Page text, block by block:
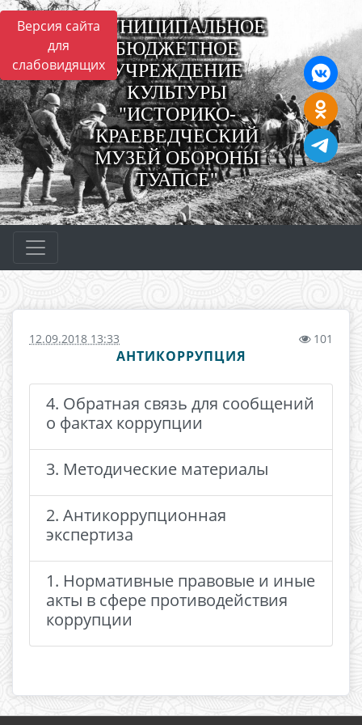
Версия сайта
для
слабовидящих
МУНИЦИПАЛЬНОЕ
БЮДЖЕТНОЕ
УЧРЕЖДЕНИЕ
КУЛЬТУРЫ
"ИСТОРИКО-
КРАЕВЕДЧЕСКИЙ
МУЗЕЙ ОБОРОНЫ
ТУАПСЕ"
12.09.2018 13:33 101
АНТИКОРРУПЦИЯ
4. Обратная связь для сообщений
о фактах коррупции
3. Методические материалы
2. Антикоррупционная
экспертиза
1. Нормативные правовые и иные
акты в сфере противодействия
коррупции